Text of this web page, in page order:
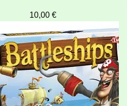
10,00 €